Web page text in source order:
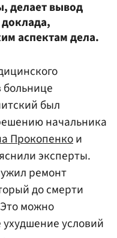
делает вывод
аспектам дела.
был
начальника
Прокопенкои
эксперты.
ремонт
до смерти
можно
условий